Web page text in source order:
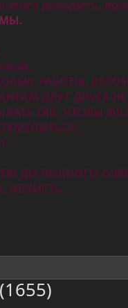
этого доходить,
РАБОТЫ,
ДРУГ ДРУГА
ТАК, ЧТОБЫ
ДО ПОЛНОГО
НЕЧИСТЬ.